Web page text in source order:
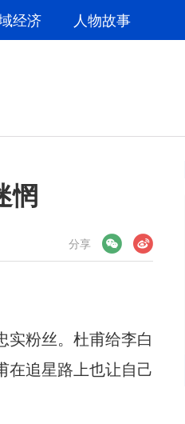
经济 人物故事
惘
分享
微博
粉丝。杜甫给李白
在追星路上也让自己